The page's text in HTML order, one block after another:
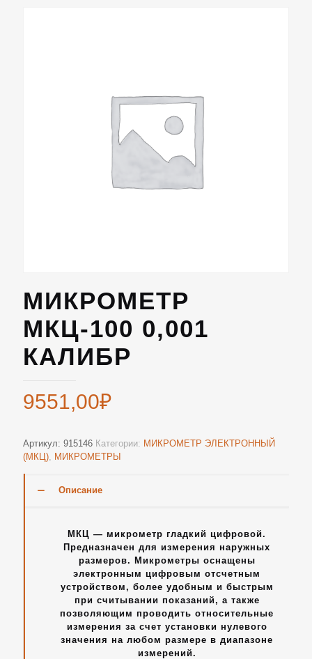
МИКРОМЕТР
МКЦ-100 0,001
КАЛИБР
9551,00₽
Артикул: 915146 Категории: МИКРОМЕТР ЭЛЕКТРОННЫЙ
(МКЦ), МИКРОМЕТРЫ
Описание
МКЦ — микрометр гладкий цифровой.
Предназначен для измерения наружных
размеров. Микрометры оснащены
электронным цифровым отсчетным
устройством, более удобным и быстрым
при считывании показаний, а также
позволяющим проводить относительные
измерения за счет установки нулевого
значения на любом размере в диапазоне
измерений.